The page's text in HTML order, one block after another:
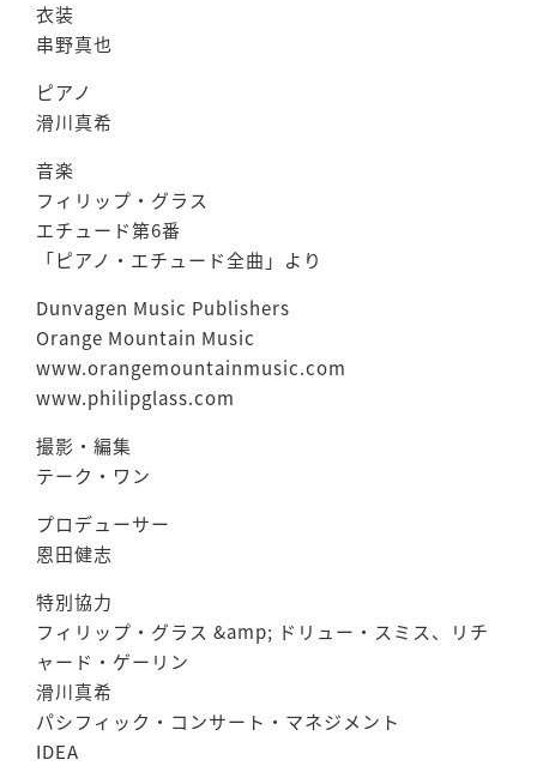
衣装
串野真也
ピアノ
滑川真希
音楽
フィリップ・グラス
エチュード第6番
「ピアノ・エチュード全曲」より
Dunvagen Music Publishers
Orange Mountain Music
www.orangemountainmusic.com
www.philipglass.com
撮影・編集
テーク・ワン
プロデューサー
恩田健志
特別協力
フィリップ・グラス &amp; ドリュー・スミス、リチ
ャード・ゲーリン
滑川真希
パシフィック・コンサート・マネジメント
IDEA